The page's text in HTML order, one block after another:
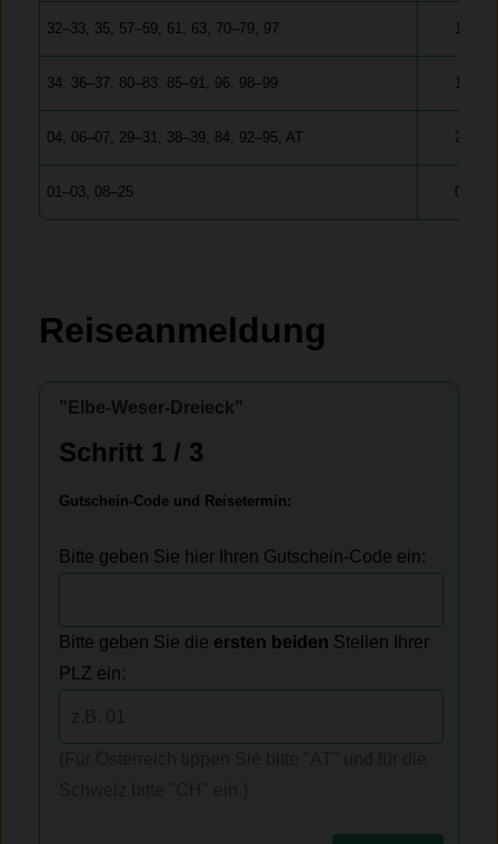
32–33, 35, 57–59, 61, 63, 70–79, 97
34, 36–37, 80–83, 85–91, 96, 98–99
04, 06–07, 29–31, 38–39, 84, 92–95, AT
01–03, 08–25
Reiseanmeldung
Bitte lasse dieses Feld leer.
Bitte lasse dieses Feld leer.
"Elbe-Weser-Dreieck"
Schritt 1 / 3
Gutschein-Code und Reisetermin:
Bitte geben Sie hier Ihren Gutschein-Code ein:
Bitte geben Sie die ersten beiden Stellen Ihrer
PLZ ein: